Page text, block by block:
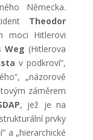
Německa.
Theodor
moci Hitlerovi
Weg (Hitlerova
v podkroví“,
„názorově
záměrem
, jež je na
prvky
a „hierarchické